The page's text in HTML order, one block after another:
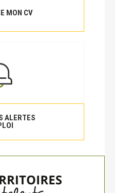
MON CV
ALERTES